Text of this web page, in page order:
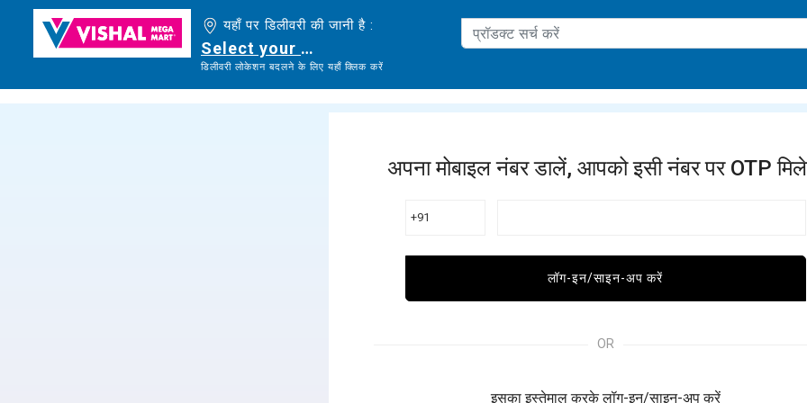
यहाँ पर डिलीवरी की जानी है :
Select your delivery location
डिलीवरी लोकेशन बदलने के लिए यहाँ क्लिक करें
अपना मोबाइल नंबर डालें, आपको इसी नंबर पर OTP
+91
लॉग-इन/साइन-अप करें
OR
इसका इस्तेमाल करके लॉग-इन/साइन-अप करें